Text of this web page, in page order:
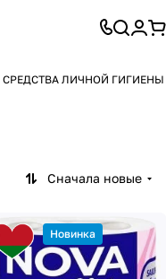
СРЕДСТВА ЛИЧНОЙ ГИГИЕНЫ
Сначала новые
Новинка